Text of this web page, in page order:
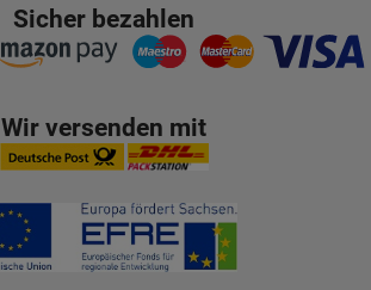
Sicher bezahlen
Wir versenden mit